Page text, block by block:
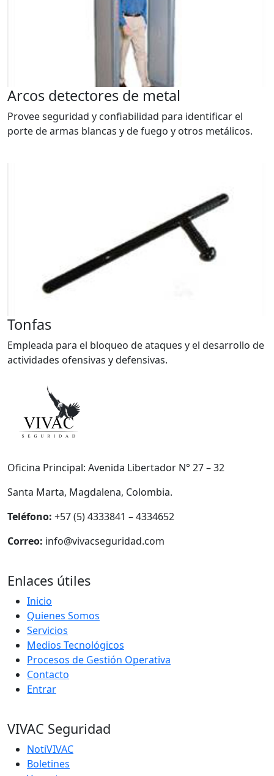
Arcos detectores de metal
Provee seguridad y confiabilidad para identificar el
porte de armas blancas y de fuego y otros metálicos.
Tonfas
Empleada para el bloqueo de ataques y el desarrollo de
actividades ofensivas y defensivas.
Oficina Principal: Avenida Libertador N° 27 – 32
Santa Marta, Magdalena, Colombia.
Teléfono: +57 (5) 4333841 – 4334652
Correo: info@vivacseguridad.com
Enlaces útiles
Inicio
Quienes Somos
Servicios
Medios Tecnológicos
Procesos de Gestión Operativa
Contacto
Entrar
VIVAC Seguridad
NotiVIVAC
Boletines